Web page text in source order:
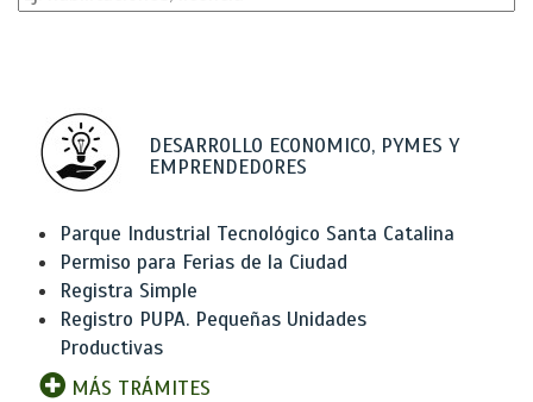
DESARROLLO ECONOMICO, PYMES Y
EMPRENDEDORES
Parque Industrial Tecnológico Santa Catalina
Permiso para Ferias de la Ciudad
Registra Simple
Registro PUPA. Pequeñas Unidades
Productivas
MÁS TRÁMITES